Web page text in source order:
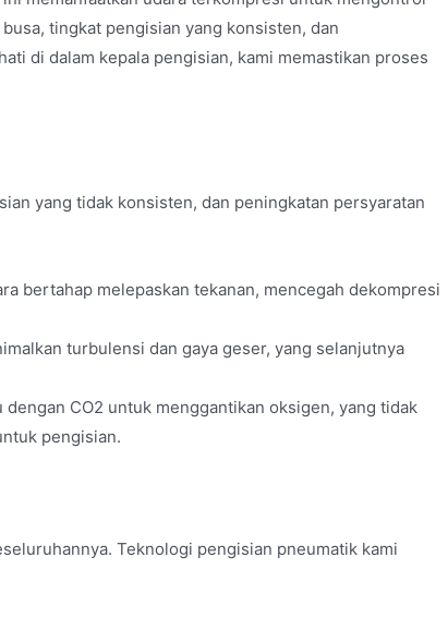
tingkat pengisian yang konsisten, dan
di dalam kepala pengisian, kami memastikan proses
yang tidak konsisten, dan peningkatan persyaratan
bertahap melepaskan tekanan, mencegah dekompresi
turbulensi dan gaya geser, yang selanjutnya
CO2 untuk menggantikan oksigen, yang tidak
pengisian.
Teknologi pengisian pneumatik kami